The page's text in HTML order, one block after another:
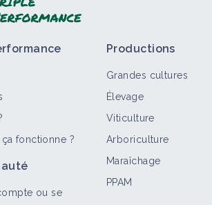
fonctionne ?
ou se
Productions
Grandes cultures
Élevage
Viticulture
Arboriculture
Maraîchage
PPAM